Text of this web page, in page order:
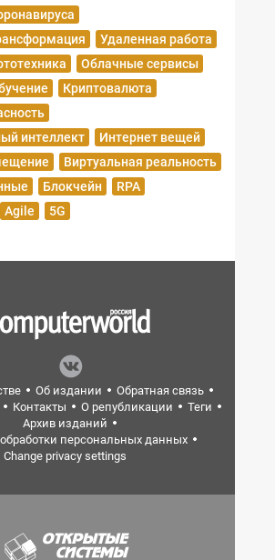
Удаленная работа
Облачные сервисы
Криптовалюта
интеллект
Интернет вещей
Виртуальная реальность
Блокчейн
RPA
Agile 5G
Об издании
Обратная связь
Контакты О републикации
Теги
Архив изданий
персональных данных
Change privacy settings